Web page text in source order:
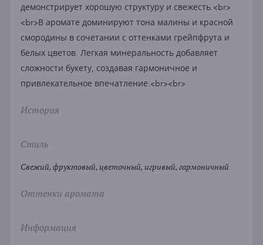
демонстрирует хорошую структуру и свежесть.<br>
<br>В аромате доминируют тона малины и красной
смородины в сочетании с оттенками грейпфрута и
белых цветов. Легкая минеральность добавляет
сложности букету, создавая гармоничное и
привлекательное впечатление.<br><br>
История
Стиль
Свежий, фруктовый, цветочный, игривый, гармоничный
Оттенки аромата
Информация